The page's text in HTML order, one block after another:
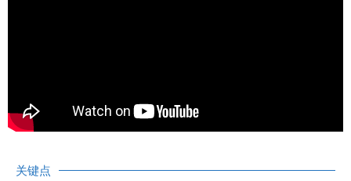
关键点